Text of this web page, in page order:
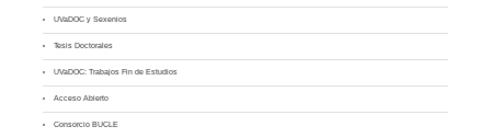
UVaDOC y Sexenios
Tesis Doctorales
UVaDOC: Trabajos Fin de Estudios
Acceso Abierto
Consorcio BUCLE